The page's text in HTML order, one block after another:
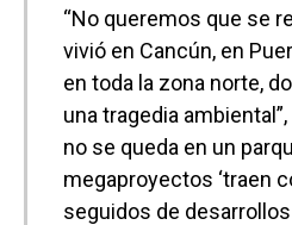
“No queremos que se
vivió en Cancún, en
en toda la zona norte,
una tragedia
no se queda en un
megaproyectos ‘traen
seguidos de